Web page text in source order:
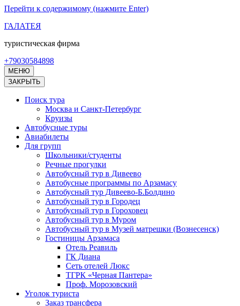
Перейти к содержимому (нажмите Enter)
ГАЛАТЕЯ
туристическая фирма
+79030584898
МЕНЮ
ЗАКРЫТЬ
Поиск тура
Москва и Санкт-Петербург
Круизы
Автобусные туры
Авиабилеты
Для групп
Школьники/студенты
Речные прогулки
Автобусный тур в Дивеево
Автобусные программы по Арзамасу
Автобусный тур Дивеево-Б.Болдино
Автобусный тур в Городец
Автобусный тур в Гороховец
Автобусный тур в Муром
Автобусный тур в Музей матрешки (Вознесенск)
Гостиницы Арзамаса
Отель Реавиль
ГК Диана
Сеть отелей Люкс
ТГРК «Черная Пантера»
Проф. Морозовский
Уголок туриста
Заказ трансфера